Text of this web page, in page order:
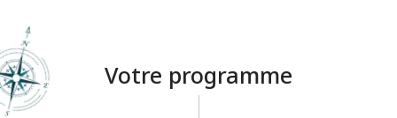
Votre programme